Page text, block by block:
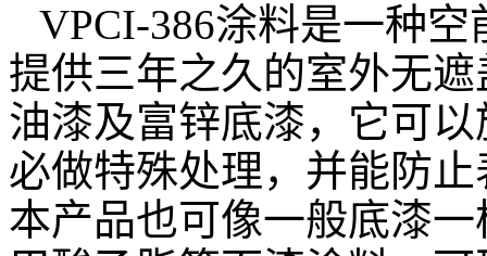
VPCI-386涂料是一种空
提供三年之久的室外无
油漆及富锌底漆，它可
必做特殊处理，并能防
本产品也可像一般底漆